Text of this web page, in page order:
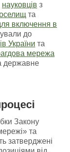
науковців з
та
включення в
до
України та
мережа
державне
Закону
та
затверджені